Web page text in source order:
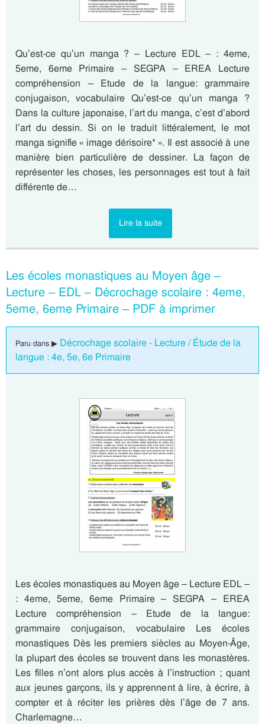
Qu’est-ce qu’un manga ? – Lecture EDL – : 4eme,
5eme, 6eme Primaire – SEGPA – EREA Lecture
compréhension – Etude de la langue: grammaire
conjugaison, vocabulaire Qu’est-ce qu’un manga ?
Dans la culture japonaise, l’art du manga, c’est d’abord
l’art du dessin. Si on le traduit littéralement, le mot
manga signifie « image dérisoire* ». Il est associé à une
manière bien particulière de dessiner. La façon de
représenter les choses, les personnages est tout à fait
différente de…
Lire la suite
Les écoles monastiques au Moyen âge –
Lecture – EDL – Décrochage scolaire : 4eme,
5eme, 6eme Primaire – PDF à imprimer
Paru dans ▶ Décrochage scolaire - Lecture / Étude de la
langue : 4e, 5e, 6e Primaire
Les écoles monastiques au Moyen âge – Lecture EDL –
: 4eme, 5eme, 6eme Primaire – SEGPA – EREA
Lecture compréhension – Etude de la langue:
grammaire conjugaison, vocabulaire Les écoles
monastiques Dès les premiers siècles au Moyen-Âge,
la plupart des écoles se trouvent dans les monastères.
Les filles n’ont alors plus accès à l’instruction ; quant
aux jeunes garçons, ils y apprennent à lire, à écrire, à
compter et à réciter les prières dès l’âge de 7 ans.
Charlemagne…